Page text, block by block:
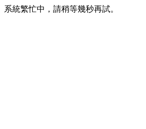
系統繁忙中，請稍等幾秒再試。